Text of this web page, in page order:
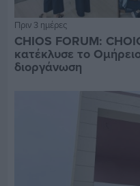
Πριν 3 ημέρες
CHIOS FORUM:
κατέκλυσε το
διοργάνωση